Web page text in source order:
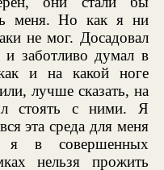
меня. Но как я ни
не мог. Досадовал
заботливо думал в
и на какой ноге
лучше сказать, на
стоять с ними. Я
эта среда для меня
я в совершенных
нельзя прожить